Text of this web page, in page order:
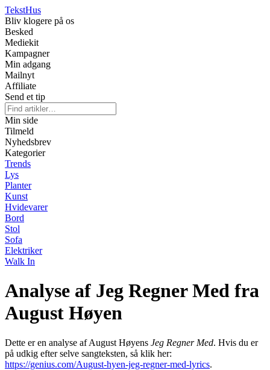
TekstHus
Bliv klogere på os
Besked
Mediekit
Kampagner
Min adgang
Mailnyt
Affiliate
Send et tip
Min side
Tilmeld
Nyhedsbrev
Kategorier
Trends
Lys
Planter
Kunst
Hvidevarer
Bord
Stol
Sofa
Elektriker
Walk In
Analyse af Jeg Regner Med fra
August Høyen
Dette er en analyse af August Høyens Jeg Regner Med. Hvis du er
på udkig efter selve sangteksten, så klik her:
https://genius.com/August-hyen-jeg-regner-med-lyrics.